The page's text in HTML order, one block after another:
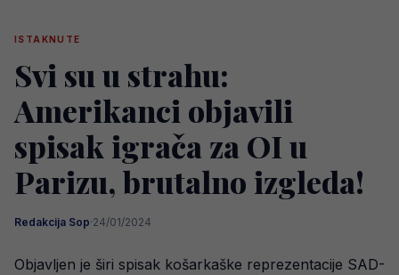
ISTAKNUTE
Svi su u strahu:
Amerikanci objavili
spisak igrača za OI u
Parizu, brutalno izgleda!
Redakcija Sop·24/01/2024
Objavljen je širi spisak košarkaške reprezentacije SAD-